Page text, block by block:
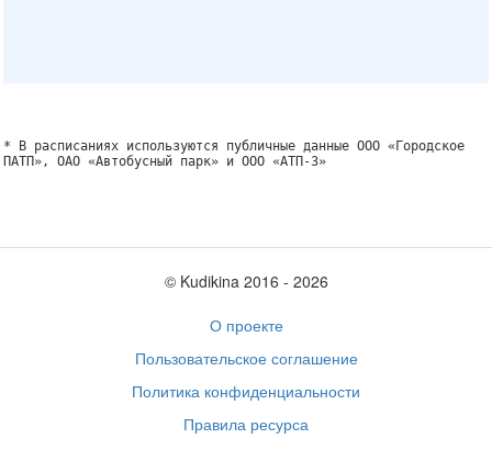
* В расписаниях используются публичные данные ООО «Городское
ПАТП», ОАО «Автобусный парк» и ООО «АТП-3»
© Kudikina 2016 ‐ 2026
О проекте
Пользовательское соглашение
Политика конфиденциальности
Правила ресурса